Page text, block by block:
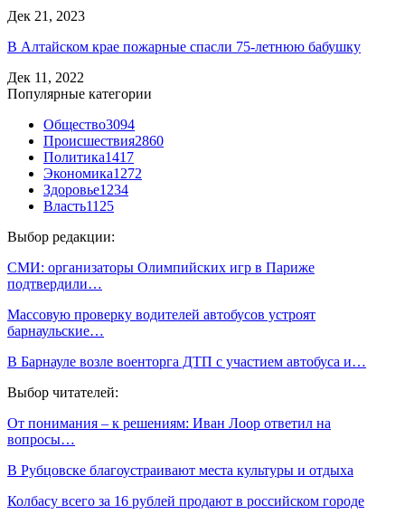
Дек 21, 2023
В Алтайском крае пожарные спасли 75-летнюю бабушку
Дек 11, 2022
Популярные категории
Общество3094
Происшествия2860
Политика1417
Экономика1272
Здоровье1234
Власть1125
Выбор редакции:
СМИ: организаторы Олимпийских игр в Париже
подтвердили…
Массовую проверку водителей автобусов устроят
барнаульские…
В Барнауле возле военторга ДТП с участием автобуса и…
Выбор читателей:
От понимания – к решениям: Иван Лоор ответил на
вопросы…
В Рубцовске благоустраивают места культуры и отдыха
Колбасу всего за 16 рублей продают в российском городе